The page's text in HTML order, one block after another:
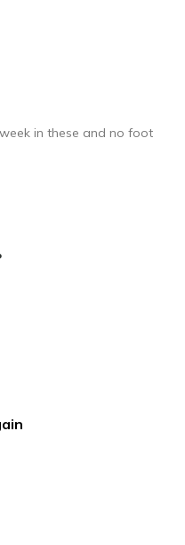
in these and no foot